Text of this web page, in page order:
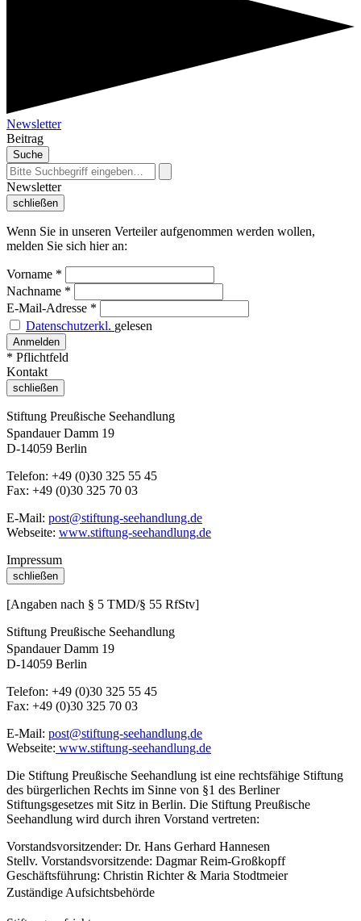
Newsletter
Beitrag
Suche
Newsletter
schließen
Wenn Sie in unseren Verteiler aufgenommen werden wollen,
melden Sie sich hier an:
Vorname *
Nachname *
E-Mail-Adresse *
Datenschutzerkl. gelesen
* Pflichtfeld
Kontakt
schließen
Stiftung Preußische Seehandlung
Spandauer Damm 19
D-14059 Berlin
Telefon: +49 (0)30 325 55 45
Fax: +49 (0)30 325 70 03
E-Mail: post@stiftung-seehandlung.de
Webseite: www.stiftung-seehandlung.de
Impressum
schließen
[Angaben nach § 5 TMD/§ 55 RfStv]
Stiftung Preußische Seehandlung
Spandauer Damm 19
D-14059 Berlin
Telefon: +49 (0)30 325 55 45
Fax: +49 (0)30 325 70 03
E-Mail: post@stiftung-seehandlung.de
Webseite: www.stiftung-seehandlung.de
Die Stiftung Preußische Seehandlung ist eine rechtsfähige Stiftung
des bürgerlichen Rechts im Sinne von §1 des Berliner
Stiftungsgesetzes mit Sitz in Berlin. Die Stiftung Preußische
Seehandlung wird durch ihren Vorstand vertreten:
Vorstandsvorsitzender: Dr. Hans Gerhard Hannesen
Stellv. Vorstandsvorsitzende: Dagmar Reim-Großkopff
Geschäftsführung: Christin Richter & Maria Stodtmeier
Zuständige Aufsichtsbehörde